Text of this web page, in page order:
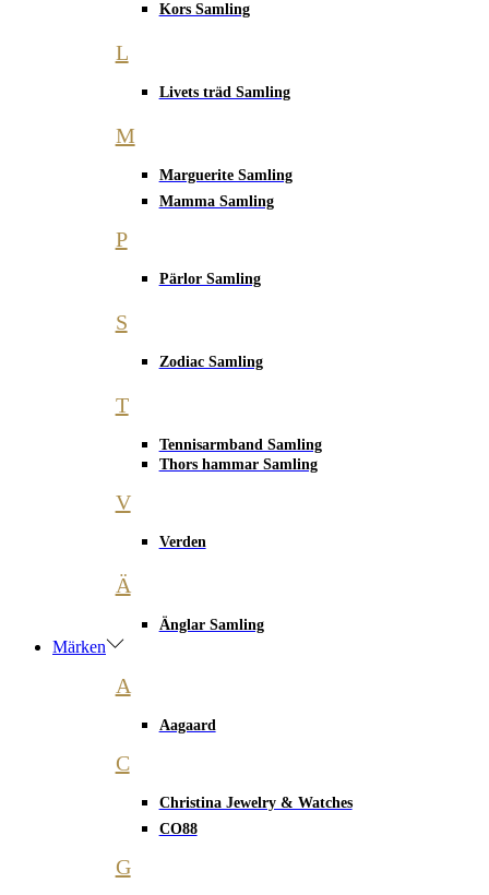
Kors Samling
L
Livets träd Samling
M
Marguerite Samling
Mamma Samling
P
Pärlor Samling
S
Zodiac Samling
T
Tennisarmband Samling
Thors hammar Samling
V
Verden
Ä
Änglar Samling
Märken
A
Aagaard
C
Christina Jewelry & Watches
CO88
G